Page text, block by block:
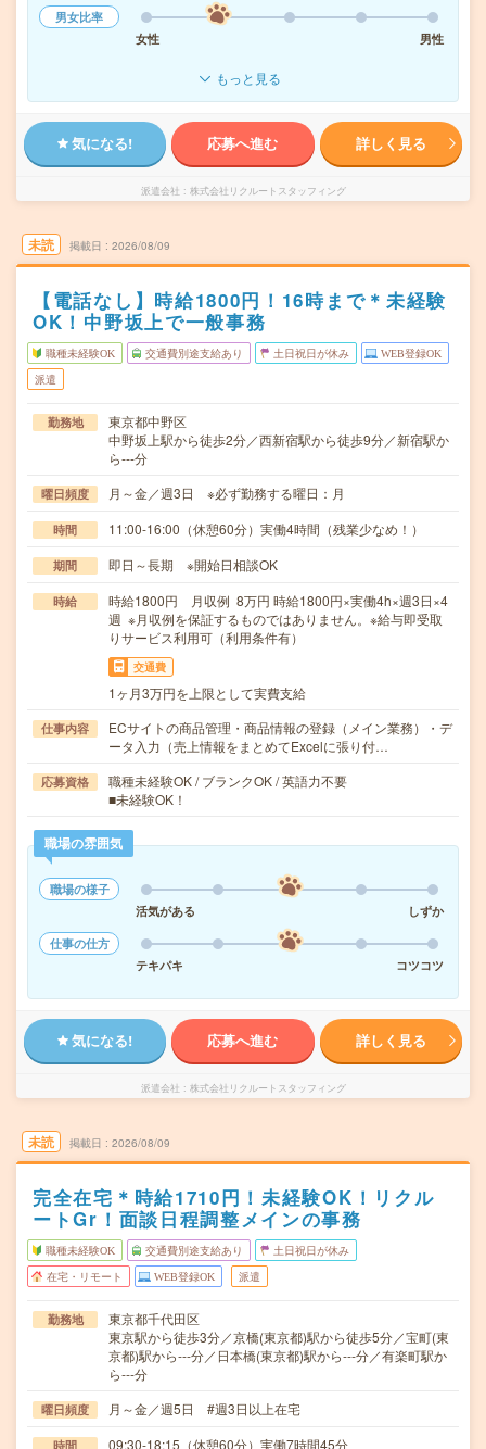
男女比率
女性
男性
もっと見る
気になる! 応募へ進む 詳しく見る
派遣会社 株式会社リクルートスタッフィング
未読 掲載日 2026/08/09
【電話なし】時給1800円！16時まで＊未経験
OK！中野坂上で一般事務
職種未経験OK 交通費別途支給あり 土日祝日が休み WEB登録OK
派遣
勤務地
東京都中野区
中野坂上駅から徒歩2分／西新宿駅から徒歩9分／新宿駅か
ら---分
曜日頻度 月～金／週3日 ※必ず勤務する曜日：月
時間 11:00-16:00（休憩60分）実働4時間（残業少なめ！）
期間 即日～長期 ※開始日相談OK
時給
時給1800円 月収例 8万円 時給1800円×実働4h×週3日×4
週 ※月収例を保証するものではありません。※給与即受取
りサービス利用可（利用条件有）
交通費
1ヶ月3万円を上限として実費支給
仕事内容
ECサイトの商品管理・商品情報の登録（メイン業務）・デ
ータ入力（売上情報をまとめてExcelに張り付…
応募資格
職種未経験OK / ブランクOK / 英語力不要
■未経験OK！
職場の雰囲気
職場の様子
活気がある
しずか
仕事の仕方
テキパキ
コツコツ
気になる! 応募へ進む 詳しく見る
派遣会社 株式会社リクルートスタッフィング
未読 掲載日 2026/08/09
完全在宅＊時給1710円！未経験OK！リクル
ートGr！面談日程調整メインの事務
職種未経験OK 交通費別途支給あり 土日祝日が休み
在宅・リモート WEB登録OK 派遣
勤務地
東京都千代田区
東京駅から徒歩3分／京橋(東京都)駅から徒歩5分／宝町(東
京都)駅から---分／日本橋(東京都)駅から---分／有楽町駅か
ら---分
曜日頻度 月～金／週5日 #週3日以上在宅
時間 09:30-18:15（休憩60分）実働7時間45分